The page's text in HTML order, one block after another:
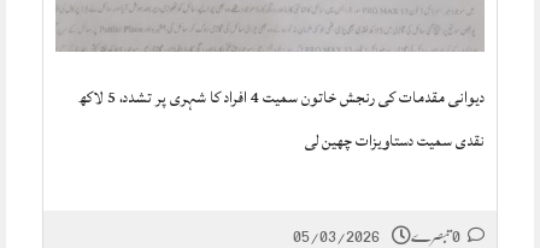
دیوانی مقدمات کی رنجش خاتون سمیت 4 افراد کا شہری پر تشدد، 5 لاکھ
نقدی سمیت دستاویزات چھین لی
05/03/2026